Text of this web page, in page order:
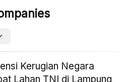
Kerugian Negara
Lahan TNI di Lampung